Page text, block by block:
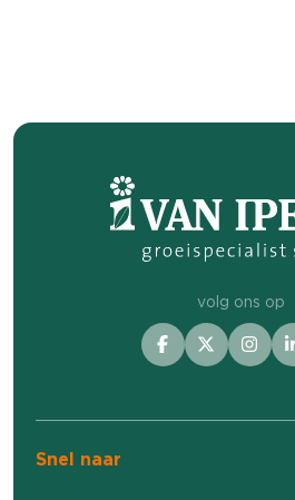
volg ons op
Snel naar